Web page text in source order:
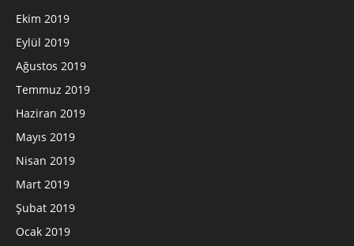
Ekim 2019
Eylül 2019
Ağustos 2019
Temmuz 2019
Haziran 2019
Mayıs 2019
Nisan 2019
Mart 2019
Şubat 2019
Ocak 2019